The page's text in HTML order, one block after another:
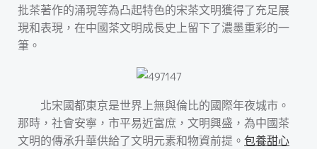
批茶著作的涌現等為凸起特色的宋茶文明獲得了充足展
現和表現，在中國茶文明成長史上留下了濃墨重彩的一
筆。
北宋國都東京是世界上無與倫比的國際年夜城市。
那時，社會安寧，市平易近富庶，文明興盛，為中國茶
文明的傳承升華供給了文明元素和物資前提。 包養甜心